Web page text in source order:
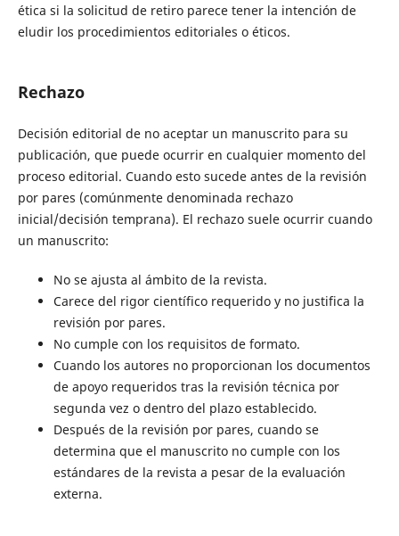
ética si la solicitud de retiro parece tener la intención de
eludir los procedimientos editoriales o éticos.
Rechazo
Decisión editorial de no aceptar un manuscrito para su
publicación, que puede ocurrir en cualquier momento del
proceso editorial. Cuando esto sucede antes de la revisión
por pares (comúnmente denominada rechazo
inicial/decisión temprana). El rechazo suele ocurrir cuando
un manuscrito:
No se ajusta al ámbito de la revista.
Carece del rigor científico requerido y no justifica la
revisión por pares.
No cumple con los requisitos de formato.
Cuando los autores no proporcionan los documentos
de apoyo requeridos tras la revisión técnica por
segunda vez o dentro del plazo establecido.
Después de la revisión por pares, cuando se
determina que el manuscrito no cumple con los
estándares de la revista a pesar de la evaluación
externa.